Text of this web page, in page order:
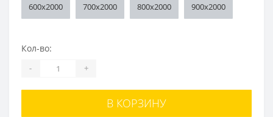
600x2000 700x2000 800x2000 900x2000
Кол-во:
- +
В КОРЗИНУ